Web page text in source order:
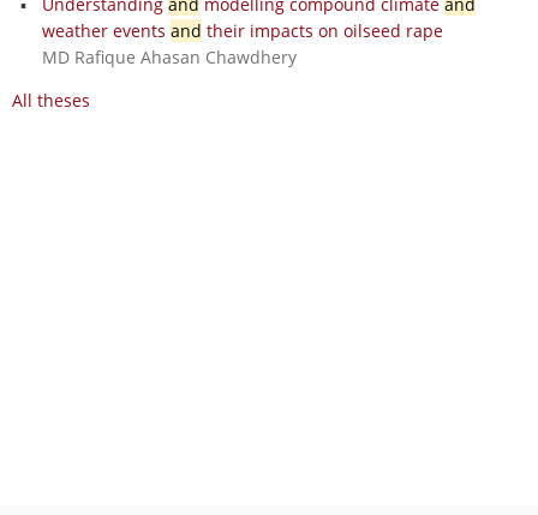
weather events and their impacts on oilseed rape
MD Rafique Ahasan Chawdhery
All theses